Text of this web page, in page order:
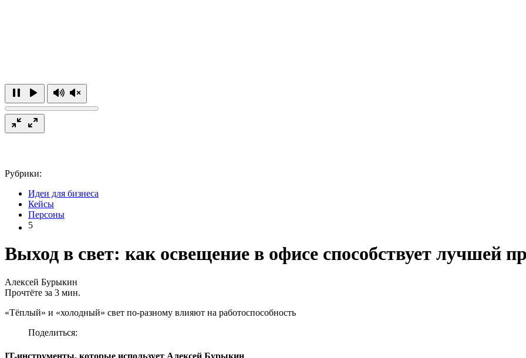
Рубрики:
Идеи для бизнеса
Кейсы
Персоны
5
Выход в свет: как освещение в офисе способствует лучшей
Алексей Бурыкин
Прочтёте за 3 мин.
«Тёплый» и «холодный» свет по-разному влияют на работоспособность
Поделиться:
IT-инструменты, которые использует Алексей Бурыкин